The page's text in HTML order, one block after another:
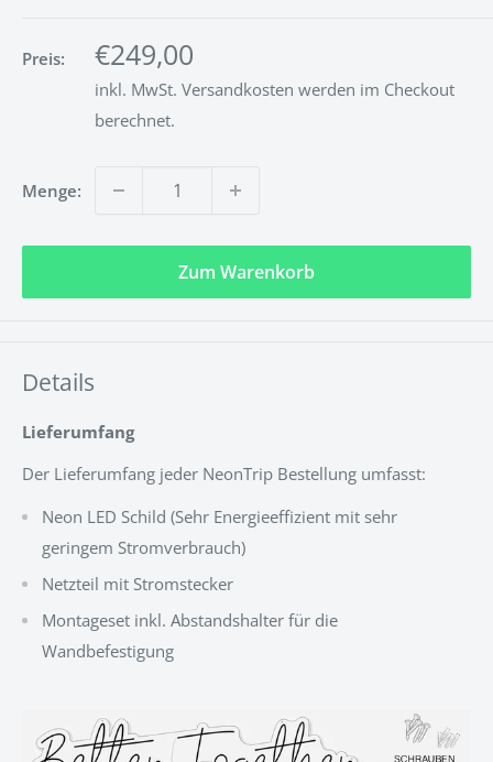
Preis: Sonderpreis
€249,00
inkl. MwSt. Versandkosten werden im Checkout
berechnet.
Menge:
Zum Warenkorb
Details
Lieferumfang
Der Lieferumfang jeder NeonTrip Bestellung umfasst:
Neon LED Schild (Sehr Energieeffizient mit sehr
geringem Stromverbrauch)
Netzteil mit Stromstecker
Montageset inkl. Abstandshalter für die
Wandbefestigung